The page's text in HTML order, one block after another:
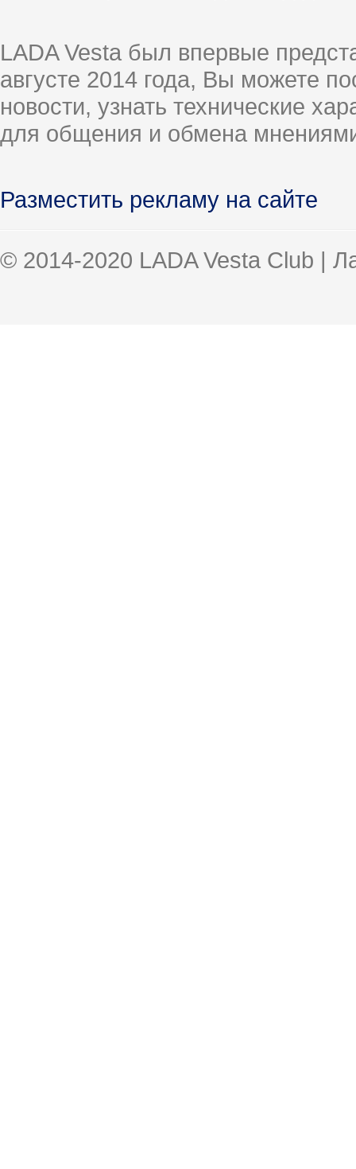
LADA Vesta был впервые
августе 2014 года, Вы можете
новости, узнать технические
для общения и обмена
Разместить рекламу на сайте
© 2014-2020 LADA Vesta Club |